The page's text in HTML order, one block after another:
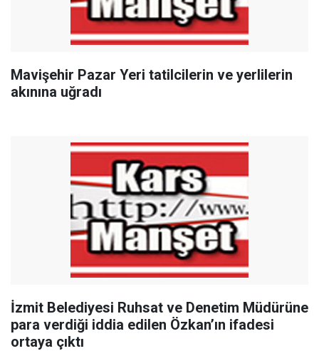
Mavişehir Pazar Yeri tatilcilerin ve yerlilerin
akınına uğradı
İzmit Belediyesi Ruhsat ve Denetim Müdürüne
para verdiği iddia edilen Özkan’ın ifadesi
ortaya çıktı